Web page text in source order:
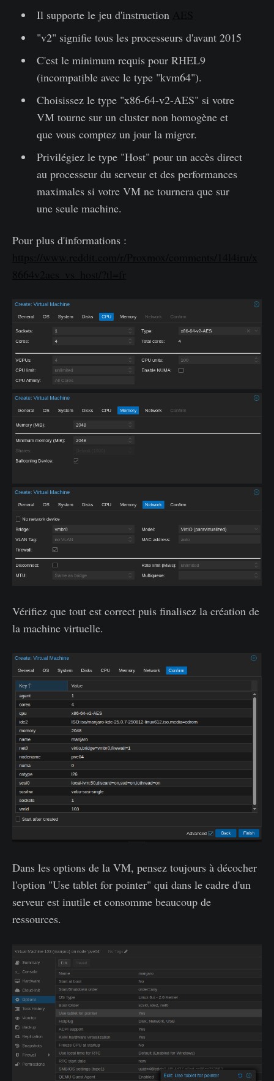
Il supporte le jeu d'instruction
"v2" signifie tous les processeurs d'avant 2015
C'est le minimum requis pour RHEL9
(incompatible avec le type "kvm64").
Choisissez le type "x86-64-v2-AES" si votre
VM tourne sur un cluster non homogène et
que vous comptez un jour la migrer.
Privilégiez le type "Host" pour un accès direct
au processeur du serveur et des performances
maximales si votre VM ne tournera que sur
une seule machine.
Pour plus d'informations :
Vérifiez que tout est correct puis finalisez la création de
la machine virtuelle.
Dans les options de la VM, pensez toujours à décocher
l'option "Use tablet for pointer" qui dans le cadre d'un
serveur est inutile et consomme beaucoup de
ressources.